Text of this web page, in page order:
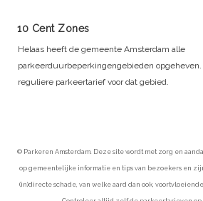
10 Cent Zones
Helaas heeft de gemeente Amsterdam alle
parkeerduurbeperkingengebieden
reguliere parkeertarief voor dat gebied.
© Parkeren Amsterdam. Deze site wordt met zorg en
op gemeentelijke informatie en tips van bezoekers en
(in)directe schade, van welke aard dan ook,